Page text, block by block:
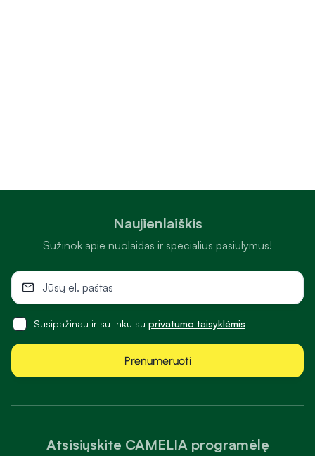
Atsisiųskite CAMELIA programėlę
Naujienlaiškis
Sužinok apie nuolaidas ir specialius pasiūlymus!
Susipažinau ir sutinku su privatumo taisyklėmis
Prenumeruoti